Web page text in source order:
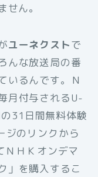
ん。
ユーネクストで
んな放送局の番
いるんです。Ｎ
月付与されるU-
31日間無料体験
ジのリンクから
ＨＫオンデマ
」を購入するこ